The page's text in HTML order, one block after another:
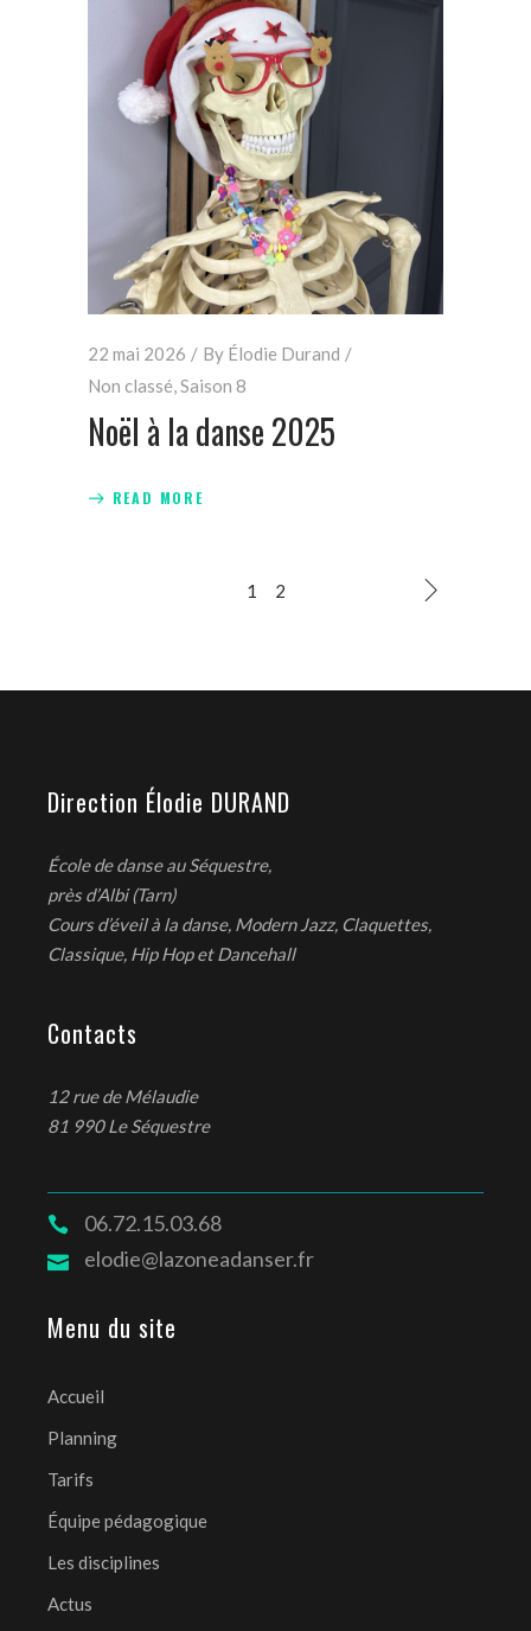
22 mai 2026 By Élodie Durand
Non classé,Saison 8
Noël à la danse 2025
READ MORE
1 2
Direction Élodie DURAND
École de danse au Séquestre,
près d’Albi (Tarn)
Cours d’éveil à la danse, Modern Jazz, Claquettes,
Classique, Hip Hop et Dancehall
Contacts
12 rue de Mélaudie
81 990 Le Séquestre
06.72.15.03.68
elodie@lazoneadanser.fr
Menu du site
Accueil
Planning
Tarifs
Équipe pédagogique
Les disciplines
Actus